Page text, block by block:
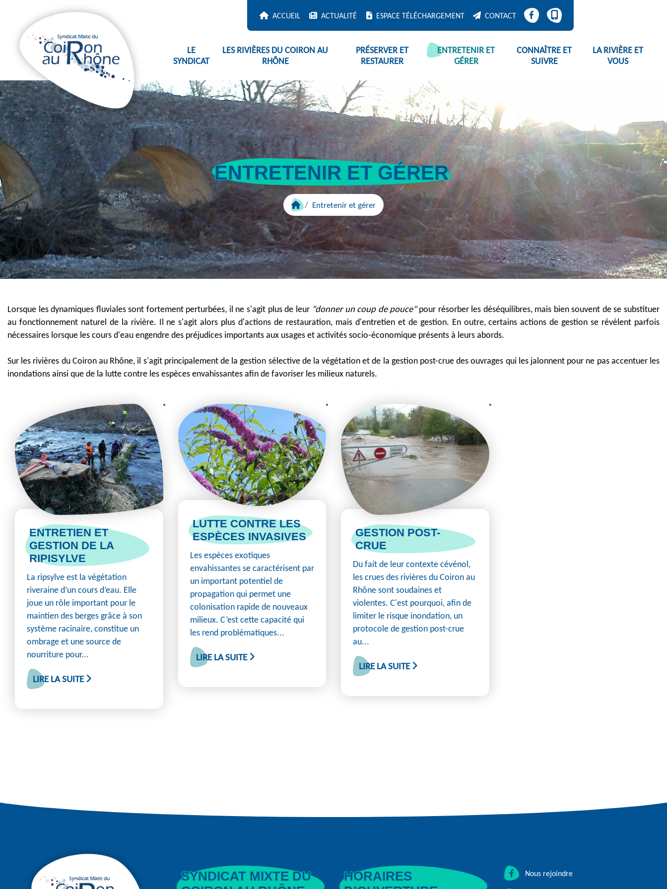
ACCUEIL ACTUALITÉ ESPACE TÉLÉCHARGEMENT CONTACT
LE
SYNDICAT
LES RIVIÈRES DU COIRON AU
RHÔNE
PRÉSERVER ET
RESTAURER
ENTRETENIR ET
GÉRER
CONNAÎTRE ET
SUIVRE
LA RIVIÈRE ET
VOUS
ENTRETENIR ET GÉRER
Entretenir et gérer
Lorsque les dynamiques fluviales sont fortement perturbées, il ne s'agit plus de leur "donner un coup de pouce"pour résorber les déséquilibres, mais bien souvent de se substituer
au fonctionnement naturel de la rivière. Il ne s'agit alors plus d'actions de restauration, mais d'entretien et de gestion. En outre, certains actions de gestion se révèlent parfois
nécessaires lorsque les cours d'eau engendre des préjudices importants aux usages et activités socio-économique présents à leurs abords.
Sur les rivières du Coiron au Rhône, il s'agit principalement de la gestion sélective de la végétation et de la gestion post-crue des ouvrages qui les jalonnent pour ne pas accentuer les
inondations ainsi que de la lutte contre les espèces envahissantes afin de favoriser les milieux naturels.
ENTRETIEN ET
GESTION DE LA
RIPISYLVE
La ripsylve est la végétation
riveraine d’un cours d’eau. Elle
joue un rôle important pour le
maintien des berges grâce à son
système racinaire, constitue un
ombrage et une source de
nourriture pour...
LIRE LA SUITE
LUTTE CONTRE LES
ESPÈCES INVASIVES
Les espèces exotiques
envahissantes se caractérisent par
un important potentiel de
propagation qui permet une
colonisation rapide de nouveaux
milieux. C’est cette capacité qui
les rend problématiques...
LIRE LA SUITE
GESTION POST-
CRUE
Du fait de leur contexte cévénol,
les crues des rivières du Coiron au
Rhône sont soudaines et
violentes. C'est pourquoi, afin de
limiter le risque inondation, un
protocole de gestion post-crue
au...
LIRE LA SUITE
SYNDICAT MIXTE DU
HORAIRES
Nous rejoindre